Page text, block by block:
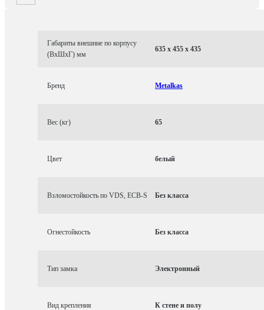
Габариты внешние по корпусу
(ВхШхГ) мм
635 x 455 x 435
Бренд Metalkas
Вес (кг) 65
Цвет белый
Взломостойкость по VDS, ECB-S Без класса
Огнестойкость Без класса
Тип замка Электронный
Вид крепления К стене и полу